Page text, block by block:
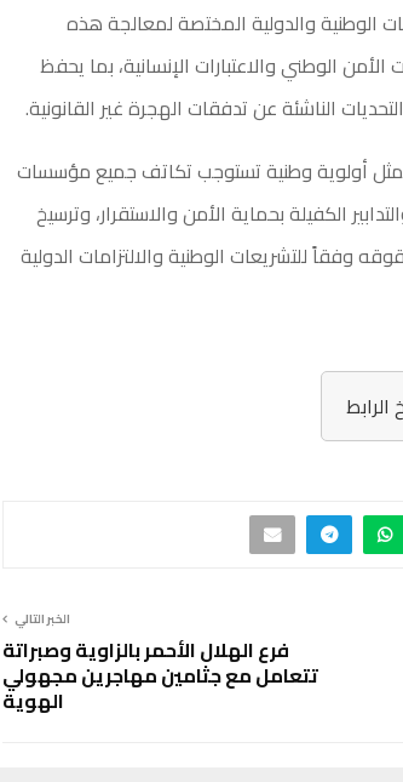
الوطنية والدولية المختصة لمعالجة هذه
الوطني والاعتبارات الإنسانية، بما يحفظ
الناشئة عن تدفقات الهجرة غير القانونية.
أولوية وطنية تستوجب تكاتف جميع مؤسسات
الكفيلة بحماية الأمن والاستقرار، وترسيخ
وفقاً للتشريعات الوطنية والالتزامات الدولية
الخبر التالي
فرع الهلال الأحمر بالزاوية وصبراتة
تتعامل مع جثامين مهاجرين مجهولي
الهوية